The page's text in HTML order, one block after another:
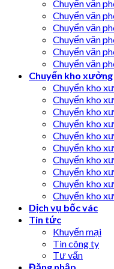
Chuyển văn
Chuyển văn
Chuyển văn
Chuyển văn
Chuyển văn
Chuyển văn
Chuyển kho xưởng
Chuyển kho
Chuyển kho
Chuyển kho
Chuyển kho
Chuyển kho
Chuyển kho
Chuyển kho
Chuyển kho
Chuyển kho
Chuyển kho
Dịch vụ bốc vác
Tin tức
Khuyến mại
Tin công ty
Tư vấn